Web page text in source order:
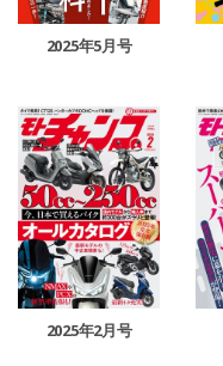
2025年5月号
2025年2月号